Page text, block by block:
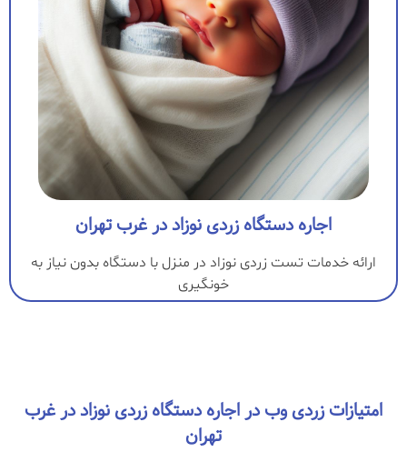
اجاره دستگاه زردی نوزاد در غرب تهران
ارائه خدمات تست زردی نوزاد در منزل با دستگاه بدون نیاز به
خونگیری
امتیازات زردی وب در اجاره دستگاه زردی نوزاد در غرب
تهران